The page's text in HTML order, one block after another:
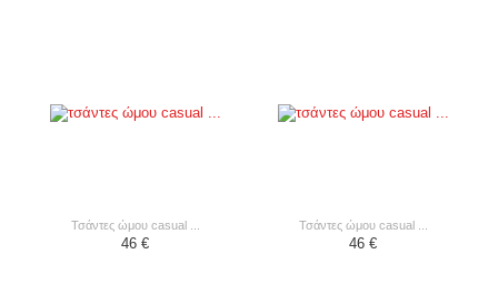
τσάντες ώμου casual ...
46 €
τσάντες ώμου casual ...
46 €